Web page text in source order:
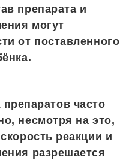
препарата и
могут
от поставленного
часто
несмотря на это,
реакции и
разрешается